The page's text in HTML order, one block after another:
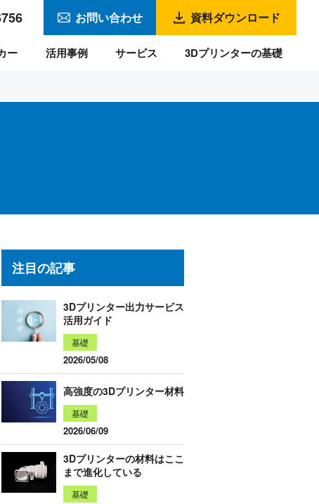
ー 活用事例 サービス 3Dプリンターの基礎
お問い合わせ 資料ダウンロード
注目の記事
3Dプリンター出力サービス
活用ガイド
基礎
2026/05/08
高強度の3Dプリンター材料
基礎
2026/06/09
3Dプリンターの材料はここ
まで進化している
基礎